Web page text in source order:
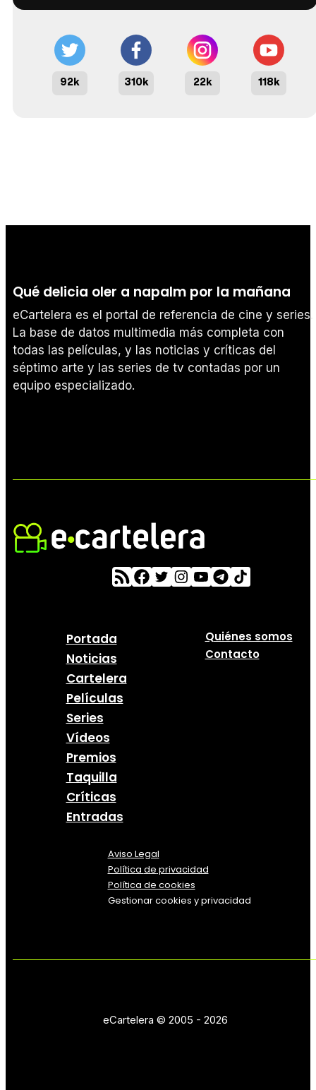
92k 310k 22k 118k
Qué delicia oler a napalm por la mañana
eCartelera es el portal de referencia de cine y series.
La base de datos multimedia más completa con
todas las películas, y las noticias y críticas del
séptimo arte y las series de tv contadas por un
equipo especializado.
Portada
Noticias
Cartelera
Películas
Series
Vídeos
Premios
Taquilla
Críticas
Entradas
Quiénes somos
Contacto
Aviso Legal
Política de privacidad
Política de cookies
Gestionar cookies y privacidad
eCartelera © 2005 - 2026